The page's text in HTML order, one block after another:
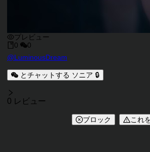
プレビュー
0
0
キャラクタークリエイター
@LuminousDream
キャラクター説明
とチャットする ソニア 🔒
レビュー
0 レビュー
ブロック これ